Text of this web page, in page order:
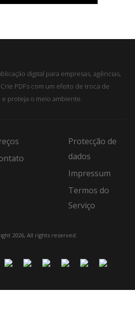
digital para empresas, agências,
PDFs com um efeito de troca de
proteja o meio ambiente.
Protecção de
dados
Impressum
Termos do
Serviço
2026, All rights reserved.